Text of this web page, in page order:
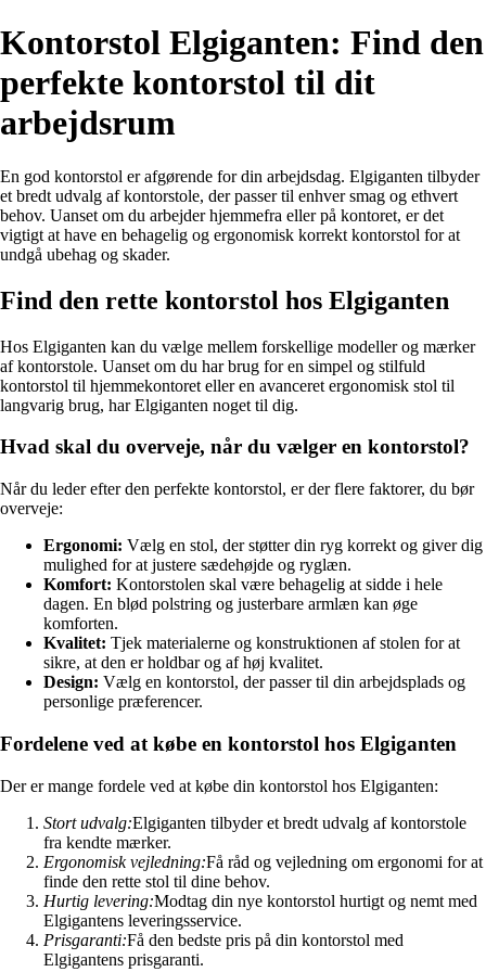
Kontorstol Elgiganten: Find den
perfekte kontorstol til dit
arbejdsrum
En god kontorstol er afgørende for din arbejdsdag. Elgiganten tilbyder
et bredt udvalg af kontorstole, der passer til enhver smag og ethvert
behov. Uanset om du arbejder hjemmefra eller på kontoret, er det
vigtigt at have en behagelig og ergonomisk korrekt kontorstol for at
undgå ubehag og skader.
Find den rette kontorstol hos Elgiganten
Hos Elgiganten kan du vælge mellem forskellige modeller og mærker
af kontorstole. Uanset om du har brug for en simpel og stilfuld
kontorstol til hjemmekontoret eller en avanceret ergonomisk stol til
langvarig brug, har Elgiganten noget til dig.
Hvad skal du overveje, når du vælger en kontorstol?
Når du leder efter den perfekte kontorstol, er der flere faktorer, du bør
overveje:
Ergonomi: Vælg en stol, der støtter din ryg korrekt og giver dig
mulighed for at justere sædehøjde og ryglæn.
Komfort: Kontorstolen skal være behagelig at sidde i hele
dagen. En blød polstring og justerbare armlæn kan øge
komforten.
Kvalitet: Tjek materialerne og konstruktionen af stolen for at
sikre, at den er holdbar og af høj kvalitet.
Design: Vælg en kontorstol, der passer til din arbejdsplads og
personlige præferencer.
Fordelene ved at købe en kontorstol hos Elgiganten
Der er mange fordele ved at købe din kontorstol hos Elgiganten:
Stort udvalg:Elgiganten tilbyder et bredt udvalg af kontorstole
fra kendte mærker.
Ergonomisk vejledning:Få råd og vejledning om ergonomi for at
finde den rette stol til dine behov.
Hurtig levering:Modtag din nye kontorstol hurtigt og nemt med
Elgigantens leveringsservice.
Prisgaranti:Få den bedste pris på din kontorstol med
Elgigantens prisgaranti.